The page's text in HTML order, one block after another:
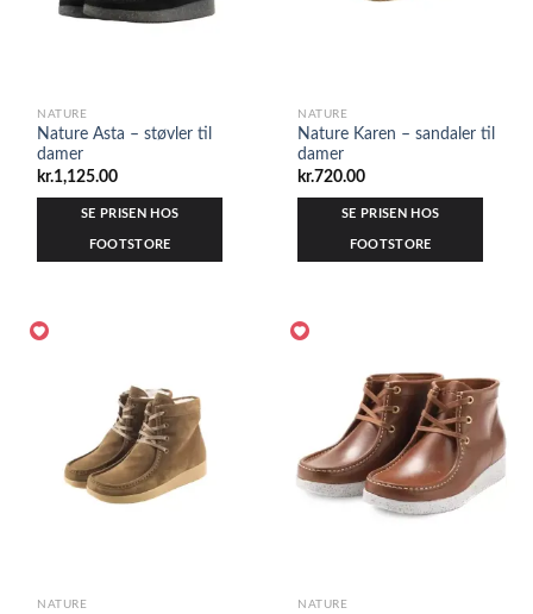
NATURE
Nature Asta – støvler til
damer
kr.1,125.00
SE PRISEN HOS
FOOTSTORE
NATURE
Nature Karen – sandaler til
damer
kr.720.00
SE PRISEN HOS
FOOTSTORE
NATURE NATURE